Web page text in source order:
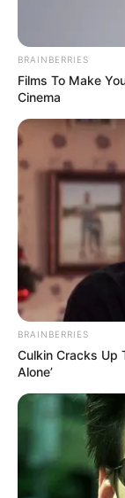
TAGS
ΑΓΙΟΣ ΒΛΑΣΗΣ
BRAINBERRIES
Films To Make
Cinema
BRAINBERRIES
Culkin Cracks Up
Alone’